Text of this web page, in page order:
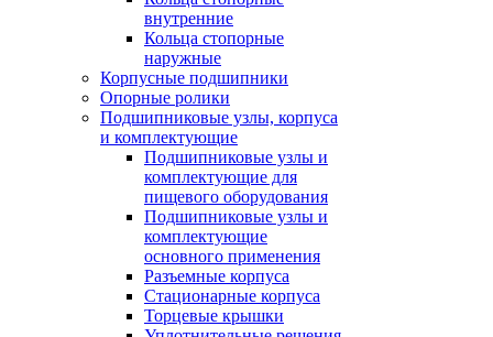
внутренние
Кольца стопорные
наружные
Корпусные подшипники
Опорные ролики
Подшипниковые узлы, корпуса
и комплектующие
Подшипниковые узлы и
комплектующие для
пищевого оборудования
Подшипниковые узлы и
комплектующие
основного применения
Разъемные корпуса
Стационарные корпуса
Торцевые крышки